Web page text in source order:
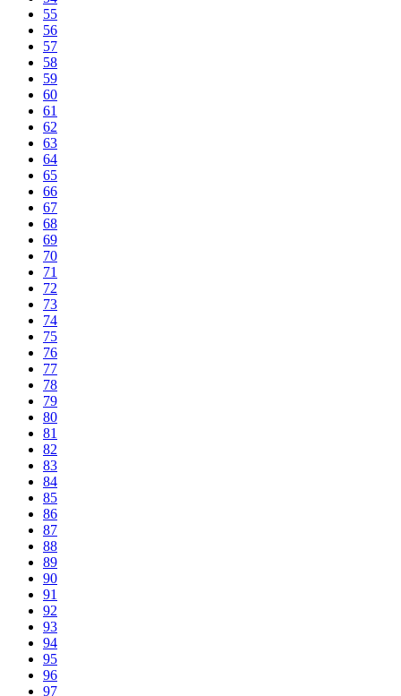
55
56
57
58
59
60
61
62
63
64
65
66
67
68
69
70
71
72
73
74
75
76
77
78
79
80
81
82
83
84
85
86
87
88
89
90
91
92
93
94
95
96
97